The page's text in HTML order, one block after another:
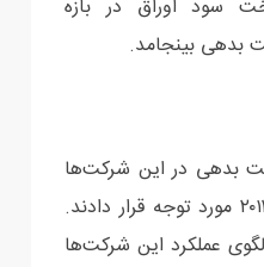
سود اوراق در بازه
بدهی بینجامد.
بدهی در این شرکت‌ها
را برای اولین بار در سال ۲۰۱۳ مورد توجه قرار دادند.
عملکرد این شرکت‌ها